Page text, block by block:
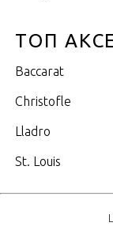
ТОП
Baccarat
Christofle
Lladro
St. Louis